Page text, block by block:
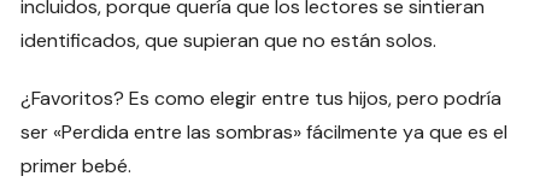
incluidos, porque quería que los lectores se sintieran
identificados, que supieran que no están solos.
¿Favoritos? Es como elegir entre tus hijos, pero podría
ser «Perdida entre las sombras» fácilmente ya que es el
primer bebé.